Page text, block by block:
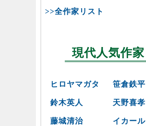
>>全作家リスト
現代人気作家
ヒロヤマガタ 笹倉鉄平
鈴木英人 天野喜孝
藤城清治 イカール